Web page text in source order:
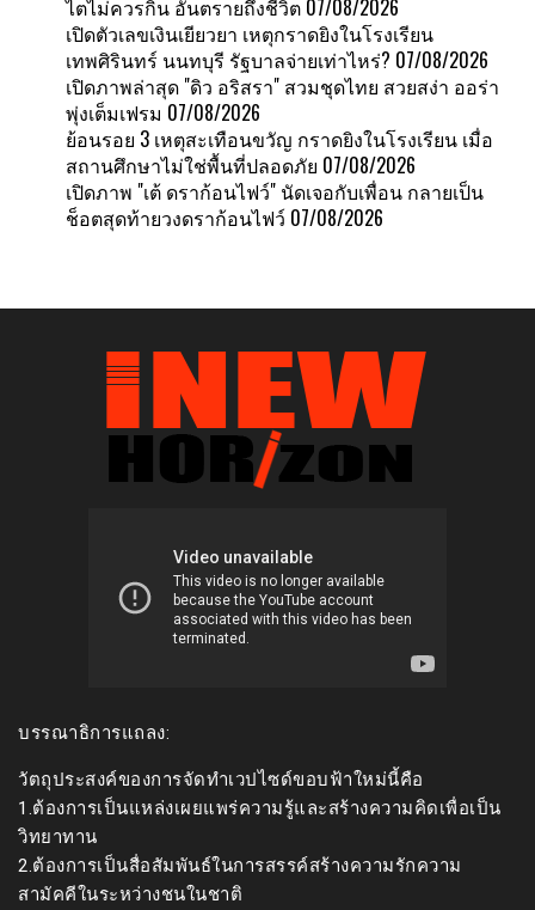
ไตไม่ควรกิน อันตรายถึงชีวิต 07/08/2026
เปิดตัวเลขเงินเยียวยา เหตุกราดยิงในโรงเรียน
เทพศิรินทร์ นนทบุรี รัฐบาลจ่ายเท่าไหร่? 07/08/2026
เปิดภาพล่าสุด "ดิว อริสรา" สวมชุดไทย สวยสง่า ออร่า
พุ่งเต็มเฟรม 07/08/2026
ย้อนรอย 3 เหตุสะเทือนขวัญ กราดยิงในโรงเรียน เมื่อ
สถานศึกษาไม่ใช่พื้นที่ปลอดภัย 07/08/2026
เปิดภาพ "เต้ ดราก้อนไฟว์" นัดเจอกับเพื่อน กลายเป็น
ช็อตสุดท้ายวงดราก้อนไฟว์ 07/08/2026
บรรณาธิการแถลง:
วัตถุประสงค์ของการจัดทำเวปไซด์ขอบฟ้าใหม่นี้คือ
1.ต้องการเป็นแหล่งเผยแพร่ความรู้และสร้างความคิดเพื่อเป็น
วิทยาทาน
2.ต้องการเป็นสื่อสัมพันธ์ในการสรรค์สร้างความรักความ
สามัคคีในระหว่างชนในชาติ